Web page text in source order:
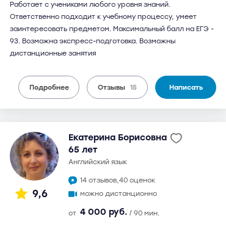
Работает с учениками любого уровня знаний.
Ответственно подходит к учебному процессу, умеет
заинтересовать предметом. Максимальный балл на ЕГЭ -
93. Возможна экспресс-подготовка. Возможны
дистанционные занятия
Подробнее Отзывы 15 Написать
9,6
Екатерина Борисовна
65 лет
английский язык
14 отзывов,40 оценок
можно дистанционно
от 4 000 руб. / 90 мин.